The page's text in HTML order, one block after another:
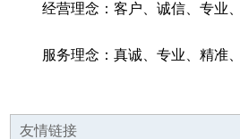
经营理念：客户、诚信、专业
服务理念：真诚、专业、精准
友情链接